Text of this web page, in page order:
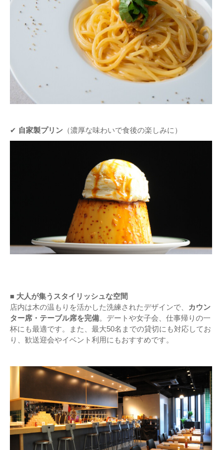
✔ 自家製プリン （濃厚な味わいで食後の楽しみに）
■ 大人が集うスタイリッシュな空間
店内は木の温もりを活かした洗練されたデザインで、
カウン
ター席・テーブル席を完備。デートや女子会、仕事帰りの一
杯にも最適です。また、最大50名までの貸切にも対応してお
り、歓送迎会やイベント利用にもおすすめです。